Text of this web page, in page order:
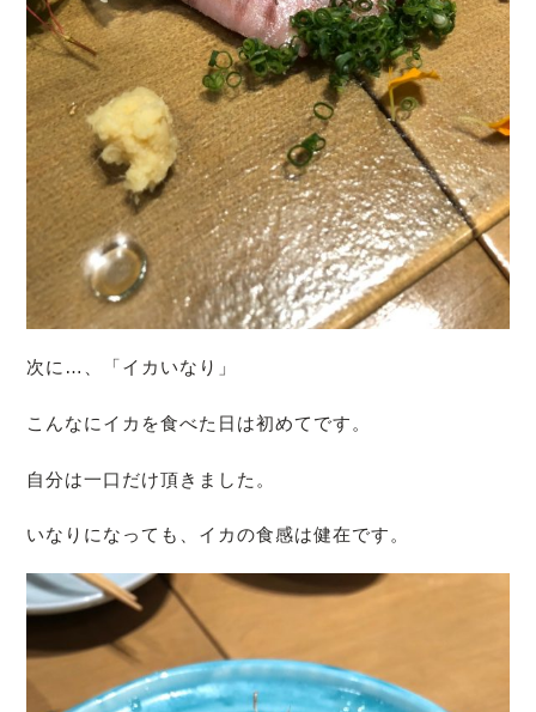
次に…、「イカいなり」
こんなにイカを食べた日は初めてです。
自分は一口だけ頂きました。
いなりになっても、イカの食感は健在です。